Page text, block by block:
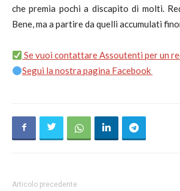
che premia pochi a discapito di molti.
Bene, ma a partire da quelli accumulati
Se vuoi contattare Assoutenti per un
Segui la nostra pagina Facebook
Articolo precedente